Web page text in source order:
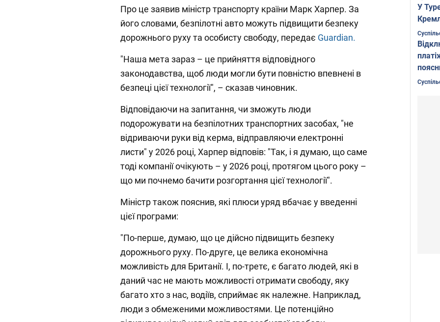
Про це заявив міністр транспорту країни Марк Харпер. За
його словами, безпілотні авто можуть підвищити безпеку
дорожнього руху та особисту свободу, передає Guardian.
"Наша мета зараз – це прийняття відповідного
законодавства, щоб люди могли бути повністю впевнені в
безпеці цієї технології", – сказав чиновник.
Відповідаючи на запитання, чи зможуть люди
подорожувати на безпілотних транспортних засобах, "не
відриваючи руки від керма, відправляючи електронні
листи" у 2026 році, Харпер відповів: "Так, і я думаю, що саме
тоді компанії очікують – у 2026 році, протягом цього року –
що ми почнемо бачити розгортання цієї технології".
Міністр також пояснив, які плюси уряд вбачає у введенні
цієї програми:
"По-перше, думаю, що це дійсно підвищить безпеку
дорожнього руху. По-друге, це велика економічна
можливість для Британії. І, по-третє, є багато людей, які в
даний час не мають можливості отримати свободу, яку
багато хто з нас, водіїв, сприймає як належне. Наприклад,
люди з обмеженими можливостями. Це потенційно
У